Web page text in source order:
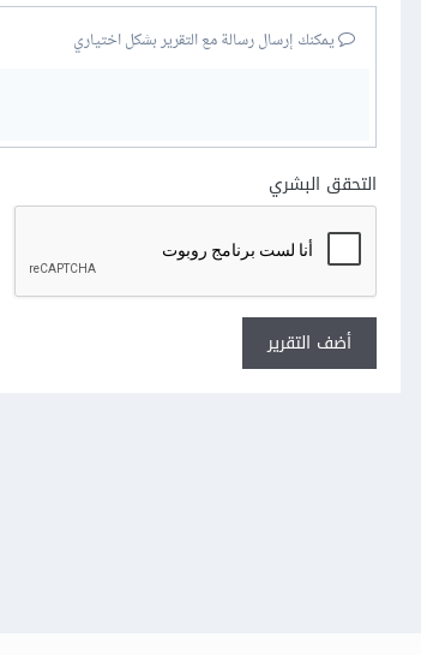
يمكنك إرسال رسالة مع التقرير بشكل اختياري
التحقق البشري
أضف التقرير